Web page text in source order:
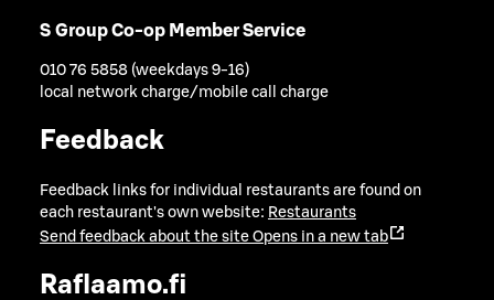
S Group Co-op Member Service
010 76 5858 (weekdays 9-16)
local network charge/mobile call charge
Feedback
Feedback links for individual restaurants are found on
each restaurant's own website: Restaurants
Send feedback about the site Opens in a new tab
Raflaamo.fi